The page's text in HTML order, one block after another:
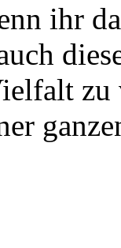
ihr
zu